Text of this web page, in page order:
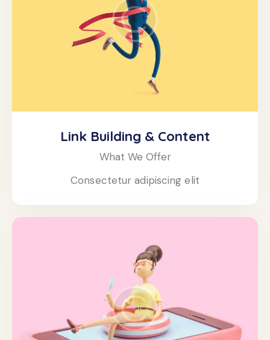
Link Building & Content
What We Offer
Consectetur adipiscing elit